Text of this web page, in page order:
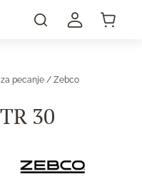
pecanje / Zebco
30